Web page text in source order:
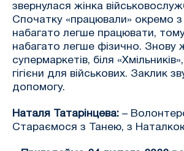
звернулася жінка
Спочатку «працювали» окремо
набагато легше працювати, тому
набагато легше фізично.
супермаркетів, біля
гігієни для військових. Заклик
допомогу.
Наталя Татарінцева: –
Стараємося з Танею, з